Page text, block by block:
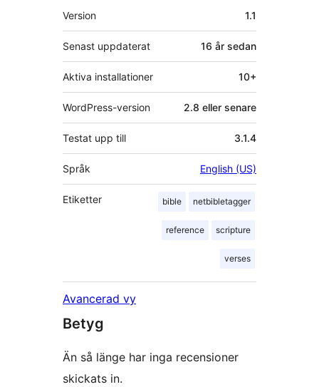
Meta
Version 1.1
Senast uppdaterat 16 år sedan
Aktiva installationer 10+
WordPress-version 2.8 eller senare
Testat upp till 3.1.4
Språk English (US)
Etiketter bible netbibletagger
reference scripture
verses
Avancerad vy
Betyg
Än så länge har inga recensioner
skickats in.